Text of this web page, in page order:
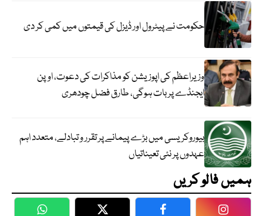
حکومت نے پیٹرول اور ڈیزل کی قیمتوں میں کمی کر دی
وزیراعظم کی اپوزیشن کو مذاکرات کی دعوت، اوپن
ایجنڈے پر بات ہوگی، طارق فضل چودھری
بیوروکریسی میں بڑے پیمانے پر تقرر و تبادلے، متعدد اہم
عہدوں پر نئی تعیناتیاں
ہمیں فالو کریں